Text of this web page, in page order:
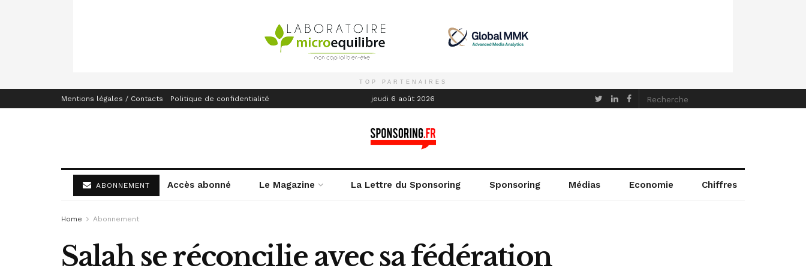
TOP PARTENAIRES
Mentions légales / Contacts Politique de confidentialité jeudi 6 août 2026
ABONNEMENT Accès abonné Le Magazine La Lettre du Sponsoring Sponsoring Médias Economie Chiffres
Home Abonnement
Salah se réconcilie avec sa fédération